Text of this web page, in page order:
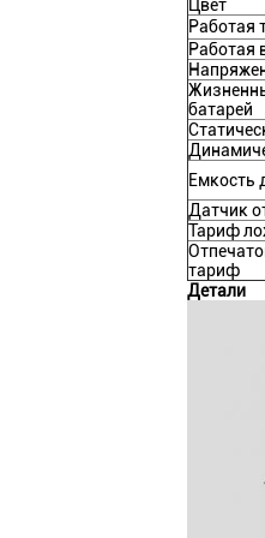
Цвет
Работая
Работая
батарей
Емкость
Датчик
Тариф
тариф
Детали